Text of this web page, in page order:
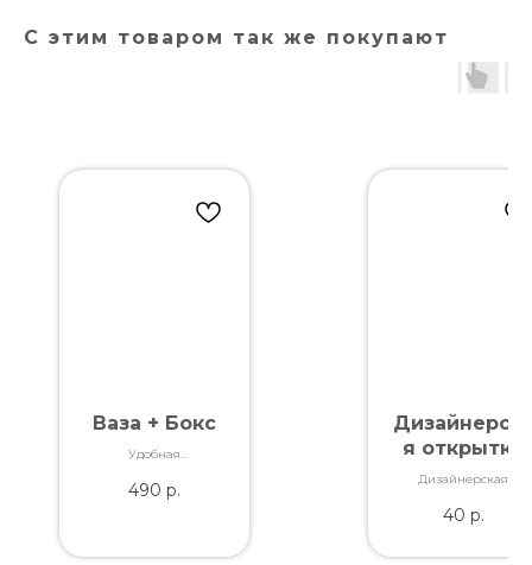
С этим товаром так же покупают
Ваза + Бокс
Удобная
Вашего заказа
490 р.
я открытка
"Сияй"
Дизайнерская
качество. Дополнит
40 р.